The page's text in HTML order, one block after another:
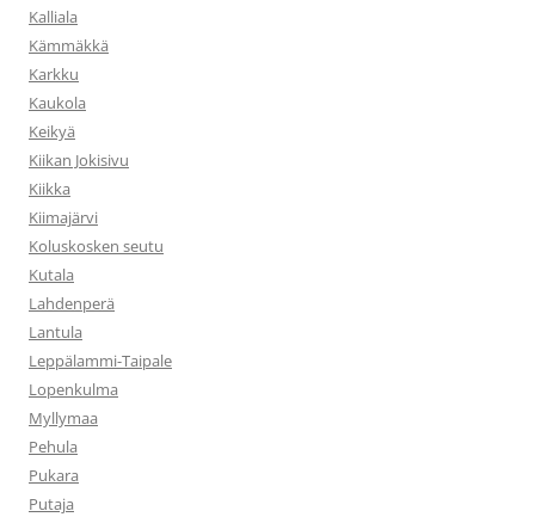
Kalliala
Kämmäkkä
Karkku
Kaukola
Keikyä
Kiikan Jokisivu
Kiikka
Kiimajärvi
Koluskosken seutu
Kutala
Lahdenperä
Lantula
Leppälammi-Taipale
Lopenkulma
Myllymaa
Pehula
Pukara
Putaja